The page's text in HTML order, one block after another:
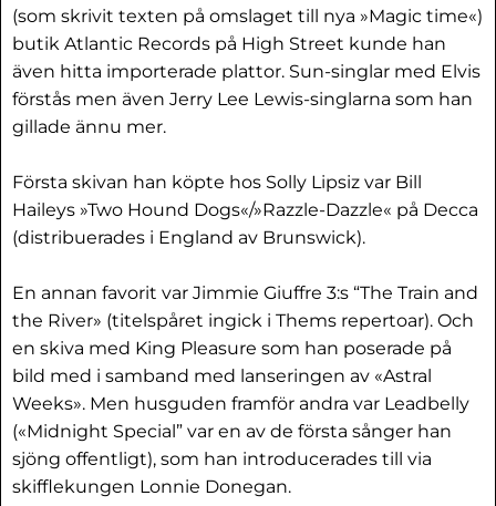
(som skrivit texten på omslaget till nya »Magic time«)
butik Atlantic Records på High Street kunde han
även hitta importerade plattor. Sun-singlar med Elvis
förstås men även Jerry Lee Lewis-singlarna som han
gillade ännu mer.
Första skivan han köpte hos Solly Lipsiz var Bill
Haileys »Two Hound Dogs«/»Razzle-Dazzle« på Decca
(distribuerades i England av Brunswick).
En annan favorit var Jimmie Giuffre 3:s “The Train and
the River» (titelspåret ingick i Thems repertoar). Och
en skiva med King Pleasure som han poserade på
bild med i samband med lanseringen av «Astral
Weeks». Men husguden framför andra var Leadbelly
(«Midnight Special” var en av de första sånger han
sjöng offentligt), som han introducerades till via
skifflekungen Lonnie Donegan.